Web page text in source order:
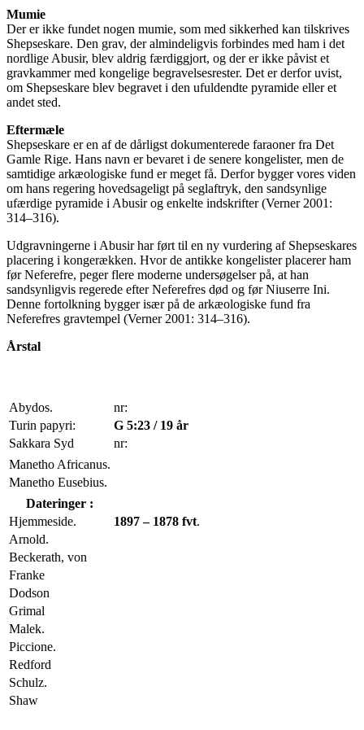
Mumie
Der er ikke fundet nogen mumie, som med sikkerhed kan tilskrives
Shepseskare. Den grav, der almindeligvis forbindes med ham i det
nordlige Abusir, blev aldrig færdiggjort, og der er ikke påvist et
gravkammer med kongelige begravelsesrester. Det er derfor uvist,
om Shepseskare blev begravet i den ufuldendte pyramide eller et
andet sted.
Eftermæle
Shepseskare er en af de dårligst dokumenterede faraoner fra Det
Gamle Rige. Hans navn er bevaret i de senere kongelister, men de
samtidige arkæologiske fund er meget få. Derfor bygger vores viden
om hans regering hovedsageligt på seglaftryk, den sandsynlige
ufærdige pyramide i Abusir og enkelte indskrifter (Verner 2001:
314–316).
Udgravningerne i Abusir har ført til en ny vurdering af Shepseskares
placering i kongerækken. Hvor de antikke kongelister placerer ham
før Neferefre, peger flere moderne undersøgelser på, at han
sandsynligvis regerede efter Neferefres død og før Niuserre Ini.
Denne fortolkning bygger især på de arkæologiske fund fra
Neferefres gravtempel (Verner 2001: 314–316).
Årstal
Abydos.
nr:
Turin papyri:
G 5:23 / 19 år
Sakkara Syd
nr:
Manetho Africanus.
Manetho Eusebius.
Dateringer :
Hjemmeside.
1897 – 1878 fvt.
Arnold.
Beckerath, von
Franke
Dodson
Grimal
Malek.
Piccione.
Redford
Schulz.
Shaw